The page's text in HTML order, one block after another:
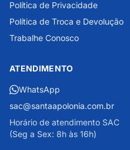
Política de Privacidade
Política de Troca e Devolução
Trabalhe Conosco
ATENDIMENTO
WhatsApp
sac@santaapolonia.com.br
Horário de atendimento SAC
(Seg a Sex: 8h às 16h)